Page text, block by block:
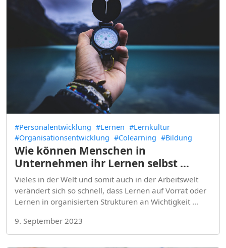
#Personalentwicklung #Lernen #Lernkultur
#Organisationsentwicklung #Colearning #Bildung
Wie können Menschen in
Unternehmen ihr Lernen selbst …
Vieles in der Welt und somit auch in der Arbeitswelt
verändert sich so schnell, dass Lernen auf Vorrat oder
Lernen in organisierten Strukturen an Wichtigkeit …
9. September 2023